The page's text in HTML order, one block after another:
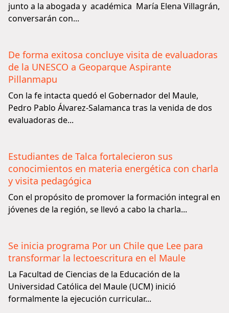
junto a la abogada y académica María Elena Villagrán,
conversarán con...
De forma exitosa concluye visita de evaluadoras
de la UNESCO a Geoparque Aspirante
Pillanmapu
Con la fe intacta quedó el Gobernador del Maule,
Pedro Pablo Álvarez-Salamanca tras la venida de dos
evaluadoras de...
Estudiantes de Talca fortalecieron sus
conocimientos en materia energética con charla
y visita pedagógica
Con el propósito de promover la formación integral en
jóvenes de la región, se llevó a cabo la charla...
Se inicia programa Por un Chile que Lee para
transformar la lectoescritura en el Maule
La Facultad de Ciencias de la Educación de la
Universidad Católica del Maule (UCM) inició
formalmente la ejecución curricular...